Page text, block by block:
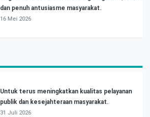
dan penuh antusiasme masyarakat.
16 Mei 2026
Untuk terus meningkatkan kualitas pelayanan
publik dan kesejahteraan masyarakat.
31 Juli 2026